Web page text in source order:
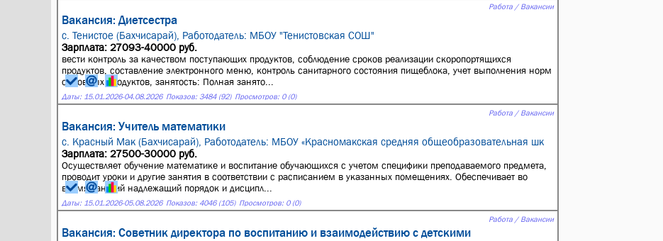
Работа / Вакансии
Вакансия: Диетсестра
с. Тенистое (Бахчисарай), Работодатель: МБОУ "Тенистовская СОШ"
Зарплата: 27093-40000 руб.
вести контроль за качеством поступающих продуктов, соблюдение сроков реализации скоропортящихся
продуктов, составление электронного меню, контроль санитарного состояния пищеблока, учет выполнения норм
основных продуктов, занятость: Полная занято...
Даты: 15.01.2026-04.08.2026 Показов: 3484 (92) Просмотров: 0 (0)
Работа / Вакансии
Вакансия: Учитель математики
с. Красный Мак (Бахчисарай), Работодатель: МБОУ «Красномакская средняя общеобразовательная шк
Зарплата: 27500-30000 руб.
Осуществляет обучение математике и воспитание обучающихся с учетом специфики преподаваемого предмета,
проводит уроки и другие занятия в соответствии с расписанием в указанных помещениях. Обеспечивает во
время занятий надлежащий порядок и дисципл...
Даты: 15.01.2026-05.08.2026 Показов: 4046 (105) Просмотров: 0 (0)
Работа / Вакансии
Вакансия: Советник директора по воспитанию и взаимодействию с детскими